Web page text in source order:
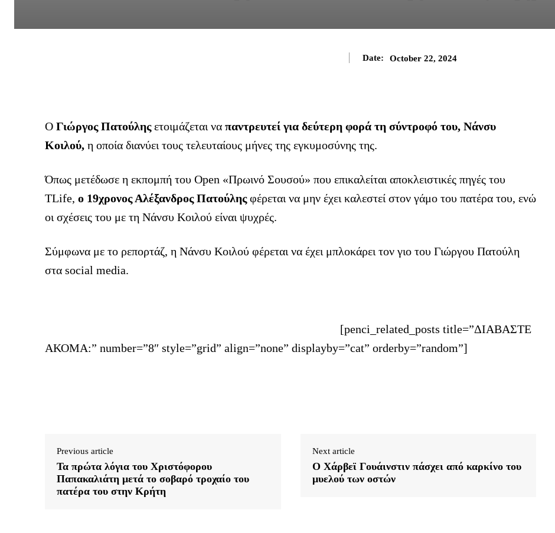
Date: October 22, 2024
Ο Γιώργος Πατούληςετοιμάζεται να παντρευτεί για δεύτερη φορά τη σύντροφό του, Νάνσυ
Κοιλού, η οποία διανύει τους τελευταίους μήνες της εγκυμοσύνης της.
Όπως μετέδωσε η εκπομπή του Οpen «Πρωινό Σουσού» που επικαλείται αποκλειστικές πηγές του
TLife, ο 19χρονος Αλέξανδρος Πατούληςφέρεται να μην έχει καλεστεί στον γάμο του πατέρα του, ενώ
οι σχέσεις του με τη Νάνσυ Κοιλού είναι ψυχρές.
Σύμφωνα με το ρεπορτάζ, η Νάνσυ Κοιλού φέρεται να έχει μπλοκάρει τον γιο του Γιώργου Πατούλη
στα social media.
[penci_related_posts title=”ΔΙΑΒΑΣΤΕ
ΑΚΟΜΑ:” number=”8″ style=”grid” align=”none” displayby=”cat” orderby=”random”]
Previous article
Τα πρώτα λόγια του Χριστόφορου
Παπακαλιάτη μετά το σοβαρό τροχαίο του
πατέρα του στην Κρήτη
Next article
Ο Χάρβεϊ Γουάινστιν πάσχει από καρκίνο του
μυελού των οστών